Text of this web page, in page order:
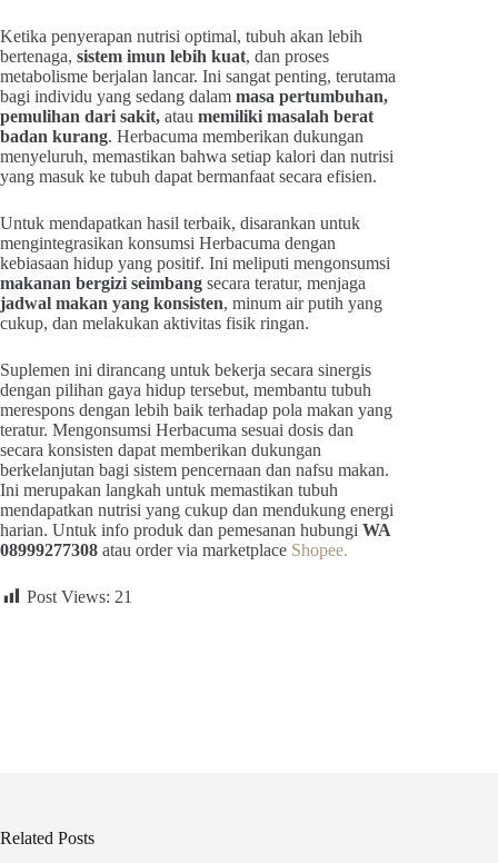
Ketika penyerapan nutrisi optimal, tubuh akan lebih
bertenaga, sistem imun lebih kuat, dan proses
metabolisme berjalan lancar. Ini sangat penting, terutama
bagi individu yang sedang dalam masa pertumbuhan,
pemulihan dari sakit, atau memiliki masalah berat
badan kurang. Herbacuma memberikan dukungan
menyeluruh, memastikan bahwa setiap kalori dan nutrisi
yang masuk ke tubuh dapat bermanfaat secara efisien.
Untuk mendapatkan hasil terbaik, disarankan untuk
mengintegrasikan konsumsi Herbacuma dengan
kebiasaan hidup yang positif. Ini meliputi mengonsumsi
makanan bergizi seimbang secara teratur, menjaga
jadwal makan yang konsisten, minum air putih yang
cukup, dan melakukan aktivitas fisik ringan.
Suplemen ini dirancang untuk bekerja secara sinergis
dengan pilihan gaya hidup tersebut, membantu tubuh
merespons dengan lebih baik terhadap pola makan yang
teratur. Mengonsumsi Herbacuma sesuai dosis dan
secara konsisten dapat memberikan dukungan
berkelanjutan bagi sistem pencernaan dan nafsu makan.
Ini merupakan langkah untuk memastikan tubuh
mendapatkan nutrisi yang cukup dan mendukung energi
harian. Untuk info produk dan pemesanan hubungi WA
08999277308 atau order via marketplace Shopee.
Post Views: 21
Related Posts